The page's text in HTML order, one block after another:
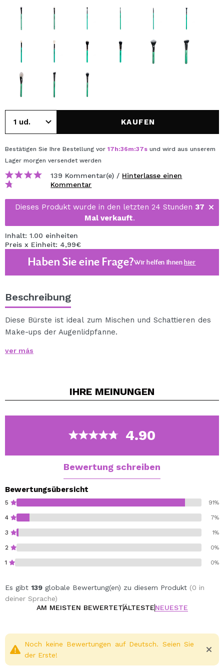
KAUFEN
Bestätigen Sie Ihre Bestellung vor 17h:36m:37s und wird aus unserem
Lager morgen versendet werden
139 Kommentar(e) / Hinterlasse einen
Kommentar
Dieses Produkt wurde in den letzten 24 Stunden 37
Mal verkauft.
Inhalt: 1.00 einheiten
Preis x Einheit: 4,99€
Haben Sie eine Frage?Wir helfen Ihnenhier
Beschreibung
Diese Bürste ist ideal zum Mischen und Schattieren des
Make-ups der Augenlidpfanne.
Tragen Sie einen dunkleren Farbton in der Augenhöhle
Entworfen in einer schönen grünen Meerwasserfarbe.
Cruelty free.
ver más
IHRE MEINUNGEN
4.90
Bewertung schreiben
Bewertungsübersicht
5 91%
4 7%
3 1%
2 0%
1 0%
Es gibt 139 globale Bewertung(en) zu diesem Produkt (0 in
deiner Sprache)
AM MEISTEN BEWERTETÄLTESTENEUESTE
Noch keine Bewertungen auf Deutsch. Seien Sie
der Erste!